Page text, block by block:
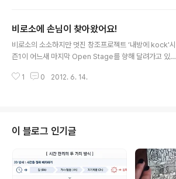
리뷰 http://biroso.co.kr/?p=350 내방의 일러스트 리
뷰 http://biroso.co.kr/?p=372 내방의 독일어 리뷰 ht
tp://biroso.co.kr/?p=264 아직은 걸음마단계인 ‘비로
과 비록 많은 분들을 모시지는 못했지만, 용감무쌍하게 듣
비로소에 손님이 찾아왔어요!
비로소의 소소하지만 멋진 창조프로젝트 ‘내방에 kock'시
즌1이 어느새 마지막 Open Stage를 향해 달려가고 있답
나 함께 해보겠다고 흥쾌히 허락해주신 선생님들이나 쭈뼛
알려지지 않은 비로소와 내방 그리고 선생님들에 대해 확
신을 가지지 못하는 분들은 선뜻 강좌를 신청하시지 못하
셨고, 그보다 이런 강좌가 있음을 잘 알리기조차도 어려움
이 많았다는 것을 인정한답니다. 하지만 한 두명으로 시작
한 강좌들이 이만큼 진행되고 또 마무리를 앞두고 있다고
1 0 2012. 6. 14.
이 블로그 인기글